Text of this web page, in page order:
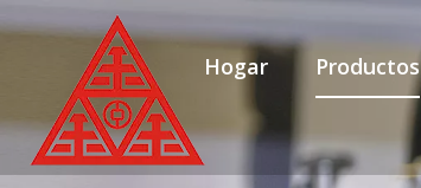
Hogar Productos